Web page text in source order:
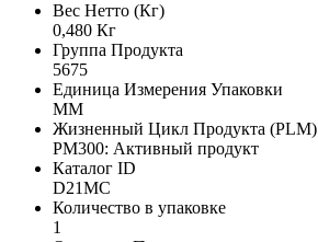
Вес Нетто (Кг)
0,480 Кг
Группа Продукта
5675
Единица Измерения Упаковки
MM
Жизненный Цикл Продукта (PLM)
PM300: Активный продукт
Каталог ID
D21MC
Количество в упаковке
1